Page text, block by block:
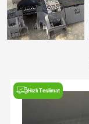
Hızlı Teslimat